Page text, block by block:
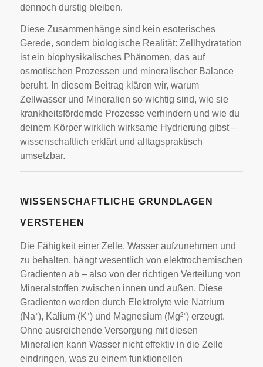
dennoch durstig bleiben.
Diese Zusammenhänge sind kein esoterisches
Gerede, sondern biologische Realität: Zellhydratation
ist ein biophysikalisches Phänomen, das auf
osmotischen Prozessen und mineralischer Balance
beruht. In diesem Beitrag klären wir, warum
Zellwasser und Mineralien so wichtig sind, wie sie
krankheitsfördernde Prozesse verhindern und wie du
deinem Körper wirklich wirksame Hydrierung gibst –
wissenschaftlich erklärt und alltagspraktisch
umsetzbar.
WISSENSCHAFTLICHE GRUNDLAGEN
VERSTEHEN
Die Fähigkeit einer Zelle, Wasser aufzunehmen und
zu behalten, hängt wesentlich von elektrochemischen
Gradienten ab – also von der richtigen Verteilung von
Mineralstoffen zwischen innen und außen. Diese
Gradienten werden durch Elektrolyte wie Natrium
(Na⁺), Kalium (K⁺) und Magnesium (Mg²⁺) erzeugt.
Ohne ausreichende Versorgung mit diesen
Mineralien kann Wasser nicht effektiv in die Zelle
eindringen, was zu einem funktionellen